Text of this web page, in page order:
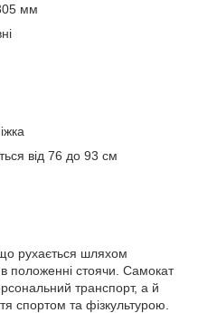
мм
від 76 до 93 см
рухається шляхом
положенні стоячи. Самокат
транспорт, а й
спортом та фізкультурою.